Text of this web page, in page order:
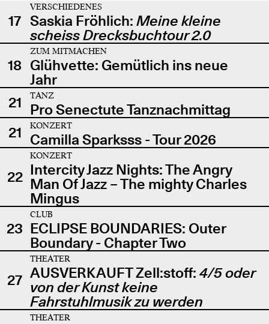
17
VERSCHIEDENES
Saskia Fröhlich: Meine kleine
scheiss Drecksbuchtour 2.0
18
ZUM MITMACHEN
Glühvette: Gemütlich ins neue
Jahr
21
TANZ
Pro Senectute Tanznachmittag
21
KONZERT
Camilla Sparksss - Tour 2026
22
KONZERT
Intercity Jazz Nights: The Angry
Man Of Jazz – The mighty Charles
Mingus
23
CLUB
ECLIPSE BOUNDARIES: Outer
Boundary - Chapter Two
27
THEATER
AUSVERKAUFT Zell:stoff: 4/5 oder
von der Kunst keine
Fahrstuhlmusik zu werden
THEATER